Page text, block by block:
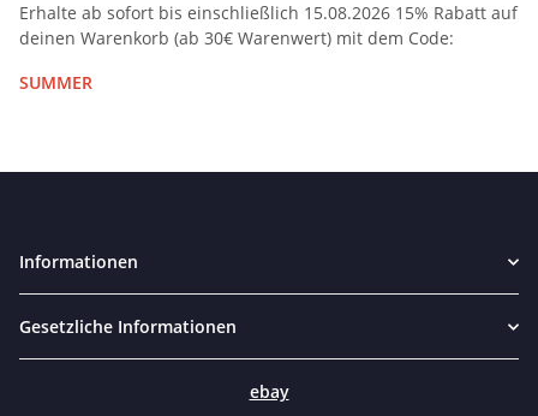
Erhalte ab sofort bis einschließlich 15.08.2026 15% Rabatt auf
deinen Warenkorb (ab 30€ Warenwert) mit dem Code:
SUMMER
Informationen
Gesetzliche Informationen
ebay